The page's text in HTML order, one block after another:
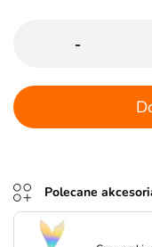
-
Polecane